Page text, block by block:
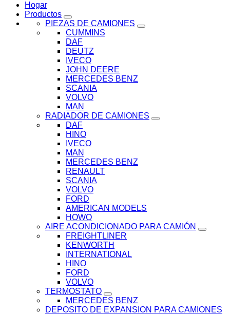
Hogar
Productos
PIEZAS DE CAMIONES
CUMMINS
DAF
DEUTZ
IVECO
JOHN DEERE
MERCEDES BENZ
SCANIA
VOLVO
MAN
RADIADOR DE CAMIONES
DAF
HINO
IVECO
MAN
MERCEDES BENZ
RENAULT
SCANIA
VOLVO
FORD
AMERICAN MODELS
HOWO
AIRE ACONDICIONADO PARA CAMIÓN
FREIGHTLINER
KENWORTH
INTERNATIONAL
HINO
FORD
VOLVO
TERMOSTATO
MERCEDES BENZ
DEPOSITO DE EXPANSION PARA CAMIONES